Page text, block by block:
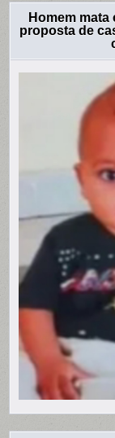
Homem
proposta de